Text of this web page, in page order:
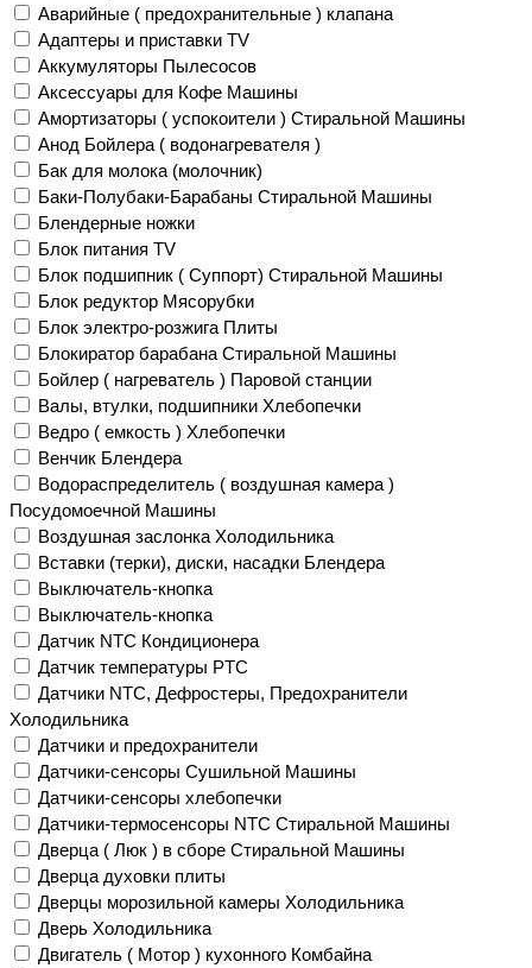
Аварийные ( предохранительные ) клапана
Адаптеры и приставки TV
Аккумуляторы Пылесосов
Аксессуары для Кофе Машины
Амортизаторы ( успокоители ) Стиральной Машины
Анод Бойлера ( водонагревателя )
Бак для молока (молочник)
Баки-Полубаки-Барабаны Стиральной Машины
Блендерные ножки
Блок питания TV
Блок подшипник ( Суппорт) Стиральной Машины
Блок редуктор Мясорубки
Блок электро-розжига Плиты
Блокиратор барабана Стиральной Машины
Бойлер ( нагреватель ) Паровой станции
Валы, втулки, подшипники Хлебопечки
Ведро ( емкость ) Хлебопечки
Венчик Блендера
Водораспределитель ( воздушная камера )
Посудомоечной Машины
Воздушная заслонка Холодильника
Вставки (терки), диски, насадки Блендера
Выключатель-кнопка
Выключатель-кнопка
Датчик NTC Кондиционера
Датчик температуры PTC
Датчики NTC, Дефростеры, Предохранители
Холодильника
Датчики и предохранители
Датчики-сенсоры Сушильной Машины
Датчики-сенсоры хлебопечки
Датчики-термосенсоры NTC Стиральной Машины
Дверца ( Люк ) в сборе Стиральной Машины
Дверца духовки плиты
Дверцы морозильной камеры Холодильника
Дверь Холодильника
Двигатель ( Мотор ) кухонного Комбайна